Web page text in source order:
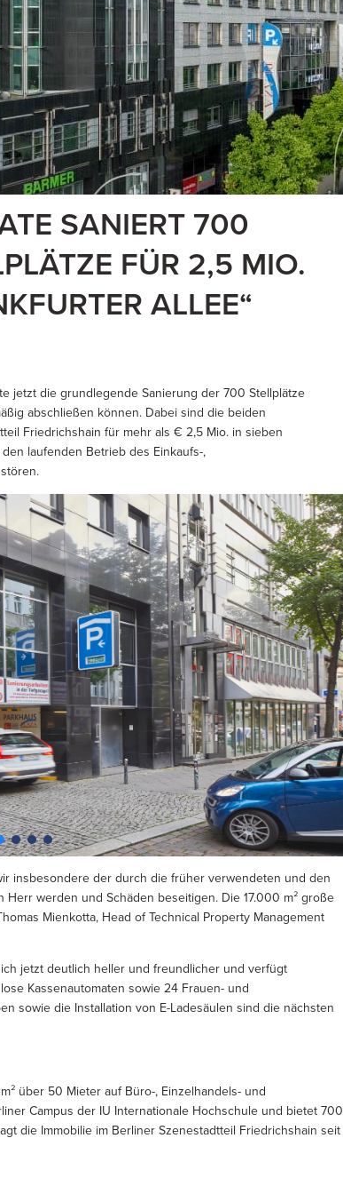
SANIERT 700
FÜR 2,5 MIO.
ALLEE“
jetzt die grundlegende Sanierung der 700 Stellplätze
abschließen können. Dabei sind die beiden
Friedrichshain für mehr als € 2,5 Mio. in sieben
laufenden Betrieb des Einkaufs-,
insbesondere der durch die früher verwendeten und den
werden und Schäden beseitigen. Die 17.000 m² große
Mienkotta, Head of Technical Property Management
jetzt deutlich heller und freundlicher und verfügt
Kassenautomaten sowie 24 Frauen- und
sowie die Installation von E-Ladesäulen sind die nächsten
über 50 Mieter auf Büro-, Einzelhandels- und
Campus der IU Internationale Hochschule und bietet 700
die Immobilie im Berliner Szenestadtteil Friedrichshain seit